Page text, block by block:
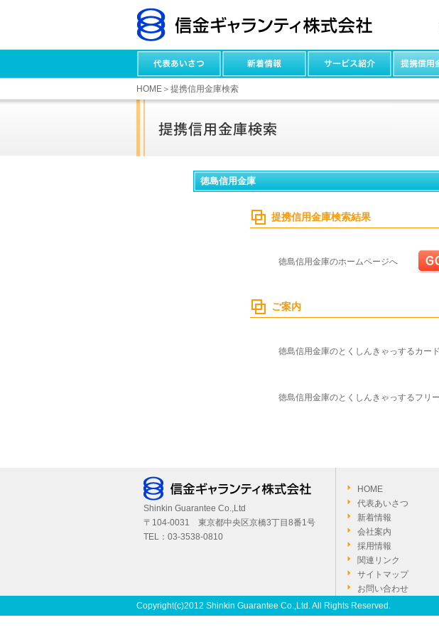
HOME ＞提携信用金庫検索
徳島信用金庫
提携信用金庫検索結果
徳島信用金庫のホームページへ
ご案内
徳島信用金庫のとくしんきゃっするカ
徳島信用金庫のとくしんきゃっするフ
Shinkin Guarantee Co.,Ltd
〒104-0031 東京都中央区京橋3丁目8番1号
TEL：03-3538-0810
HOME
代表あいさつ
新着情報
会社案内
採用情報
関連リンク
サイトマップ
お問い合わせ
Copyright(c)2012 Shinkin Guarantee Co.,Ltd. All Rights Reserved.